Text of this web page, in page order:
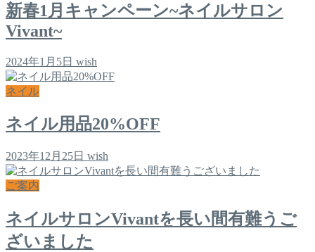
新春1月キャンペーン~ネイルサロン
Vivant~
2024年1月5日 wish
ネイル
ネイル用品20%OFF
2023年12月25日 wish
ご案内
ネイルサロンVivantを長い間有難うご
ざいました